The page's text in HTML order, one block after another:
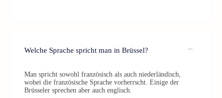
Welche Sprache spricht man in Brüssel?
Man spricht sowohl französisch als auch niederländisch,
wobei die französische Sprache vorherrscht. Einige der
Brüsseler sprechen aber auch englisch.